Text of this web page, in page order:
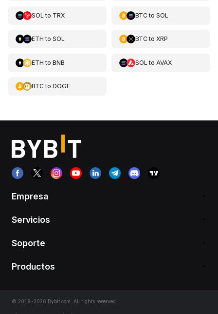
SOL to TRX BTCto SOL
ETH to SOL BTCto XRP
ETH to BNB SOL to AVAX
BTCto DOGE
Empresa
Servicios
Soporte
Productos
© 2018-2026 Bybit.com. All rights reserved.